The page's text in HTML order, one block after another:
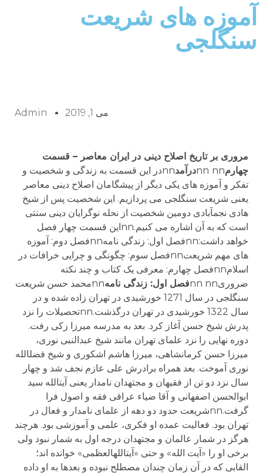
آموزه های شریعت
سنگلجی
می 1, 2019 Admin
مروری بر تاریخ اصلاح دینی در ایران معاصر – قسمت
چهارم
nn nn درآمد
nnدر این قسمت به زندگی و شخصیت و
تفکر و آموزه های یکی دیگر از پیشگامان اصلاح دینی معاصر
یعنی شریعت سنگلجی می پردازیم. این شخصیت پس از شیخ
هادی نجم­آبادی دومین شخصیت از نحله نوگرایان دینی سنتی
است که به آن اشاره می کنیم.nnاین قسمت چهار فصل
خواهد داشت:nnفصل اول: زندگی نامهnnفصل دوم: آموزه
های مهم شریعتnnفصل سوم: چگونگی و چرایی خرافات در
اسلامnnفصل چهارم: معرفی یک کتاب و چند نکته
ضروریnn nn
فصل اول: زندگی نامه
nnمحمد حسن شریعت
سنگلجی در سال 1271 خورشیدی در تهران زاده شده و در
سال 1322 خورشیدی در تهران درگذشت.nnتحصیلات را نزد
پدرش شیخ حسن آغاز کرد. بعد به مدرسه میرزا زکی رفت.
دوره نهایی را نزد علمای تهران مانند شیخ عبدالنبی نوری،
میرزا حسن کرمانشاهی، میرزا هاشم اشکوری و شیخ فضل­الله
نوری آموخت. بعد همراه برادرش علی عازم نجف شد و چهار
سال نزد دو تن از فقیهان و مجتهدان نامدار یعنی آیت­الله سید
ابوالحسن اصفهانی و آقا ضیاء عراقی فقه و اصول فرا
گرفت.nnشریعت حدود دو دهه از علمای نامدار و فعال در
تهران بود. فعالیت عمده او فکری، علمی و آموزشی بود. هرچند
هرگز در شمار عالمان و مجتهدان درجه اول به شمار نبود ولی
برخی او را «آیت الله» و حتی «آیت­الله­العظمی» خوانده اند؛
القابی که در آن زمان چندان مصطلح نبوده و بعدها به او داده